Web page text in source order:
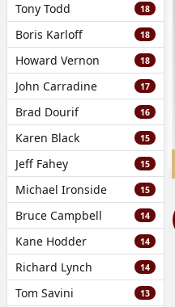
Tony Todd 18
Boris Karloff 18
Howard Vernon 18
John Carradine 17
Brad Dourif 16
Karen Black 15
Jeff Fahey 15
Michael Ironside 15
Bruce Campbell 14
Kane Hodder 14
Richard Lynch 14
Tom Savini 13